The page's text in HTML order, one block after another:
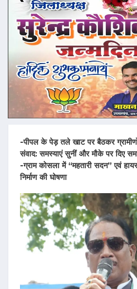
-पीपल के पेड़ तले खाट पर बैठकर
संवाद: समस्याएं सुनीं और मौके पर दिए
-ग्राम कोसला में “महतारी सदन” एवं
निर्माण की घोषणा